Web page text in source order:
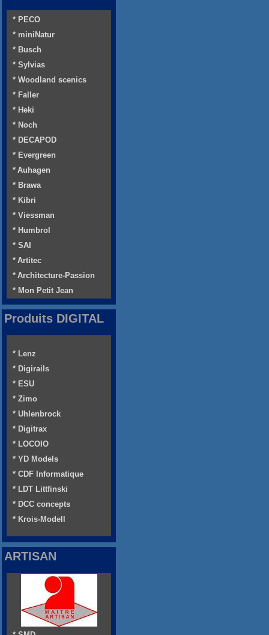
* PECO
* miniNatur
* Busch
* Sylvias
* Woodland scenics
* Faller
* Heki
* Noch
* DECAPOD
* Evergreen
* Auhagen
* Brawa
* Kibri
* Viessman
* Humbrol
* SAI
* Artitec
* Architecture-Passion
* Mon Petit Jean
Produits DIGITAL
* Lenz
* Digirails
* ESU
* Zimo
* Uhlenbrock
* Digitrax
* LOCOIO
* YD Models
* CDF Informatique
* LDT Littfinski
* DCC concepts
* Krois-Modell
ARTISAN